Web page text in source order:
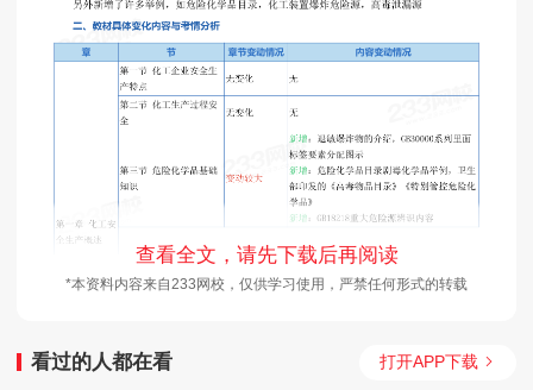
查看全文，请先下载后再阅读
*本资料内容来自233网校，仅供学习使用，严禁任何形式的转载
看过的人都在看 打开APP下载